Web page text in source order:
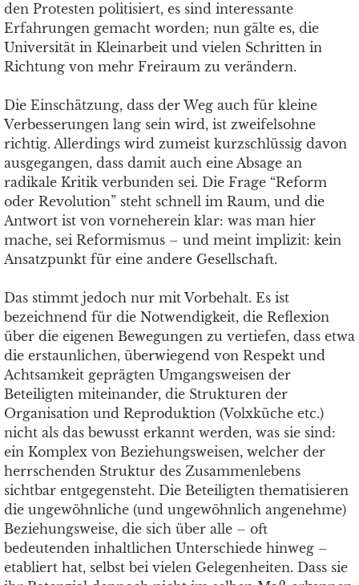
den Protesten politisiert, es sind interessante
Erfahrungen gemacht worden; nun gälte es, die
Universität in Kleinarbeit und vielen Schritten in
Richtung von mehr Freiraum zu verändern.
Die Einschätzung, dass der Weg auch für kleine
Verbesserungen lang sein wird, ist zweifelsohne
richtig. Allerdings wird zumeist kurzschlüssig davon
ausgegangen, dass damit auch eine Absage an
radikale Kritik verbunden sei. Die Frage “Reform
oder Revolution” steht schnell im Raum, und die
Antwort ist von vorneherein klar: was man hier
mache, sei Reformismus – und meint implizit: kein
Ansatzpunkt für eine andere Gesellschaft.
Das stimmt jedoch nur mit Vorbehalt. Es ist
bezeichnend für die Notwendigkeit, die Reflexion
über die eigenen Bewegungen zu vertiefen, dass etwa
die erstaunlichen, überwiegend von Respekt und
Achtsamkeit geprägten Umgangsweisen der
Beteiligten miteinander, die Strukturen der
Organisation und Reproduktion (Volxküche etc.)
nicht als das bewusst erkannt werden, was sie sind:
ein Komplex von Beziehungsweisen, welcher der
herrschenden Struktur des Zusammenlebens
sichtbar entgegensteht. Die Beteiligten thematisieren
die ungewöhnliche (und ungewöhnlich angenehme)
Beziehungsweise, die sich über alle – oft
bedeutenden inhaltlichen Unterschiede hinweg –
etabliert hat, selbst bei vielen Gelegenheiten. Dass sie